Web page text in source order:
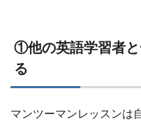
①他の英語学習者と
る
マンツーマンレッスンは